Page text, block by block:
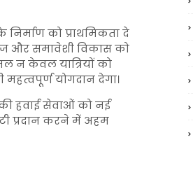
को प्राथमिकता दे
और समावेशी विकास को
न केवल यात्रियों को
योगदान देगा।
हवाई सेवाओं को नई
प्रदान करने में अहम